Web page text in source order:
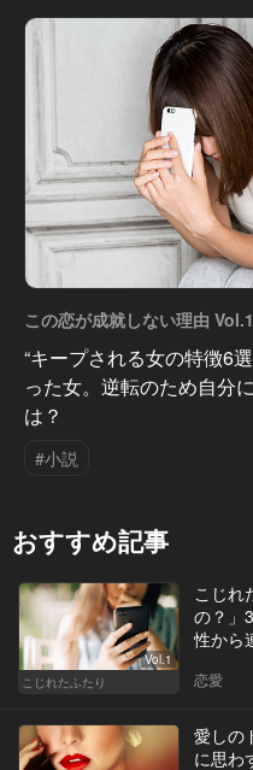
この恋が成就しない理由
“キープされる女の特徴6
った女。逆転のため自分
は？
#小説
おすすめ記事
Vol.1
こじれたふたり
こじれ
の？」
性から
恋愛
愛しの
に思わ